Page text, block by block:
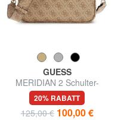
GUESS
MERIDIAN 2 Schulter-
Kameratasche
20% RABATT
125,00 € 100,00 €